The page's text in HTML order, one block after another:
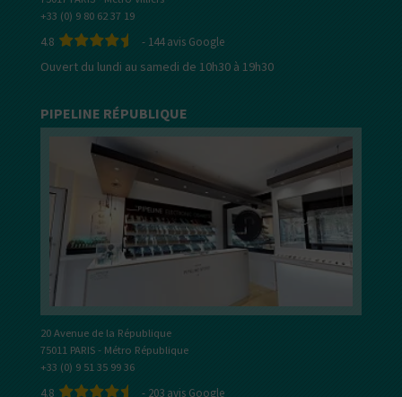
+33 (0) 9 80 62 37 19
4.8 - 144avis Google
Ouvert du lundi au samedi de 10h30 à 19h30
PIPELINE RÉPUBLIQUE
20 Avenue de la République
75011 PARIS - Métro République
+33 (0) 9 51 35 99 36
4.8 - 203 avis Google